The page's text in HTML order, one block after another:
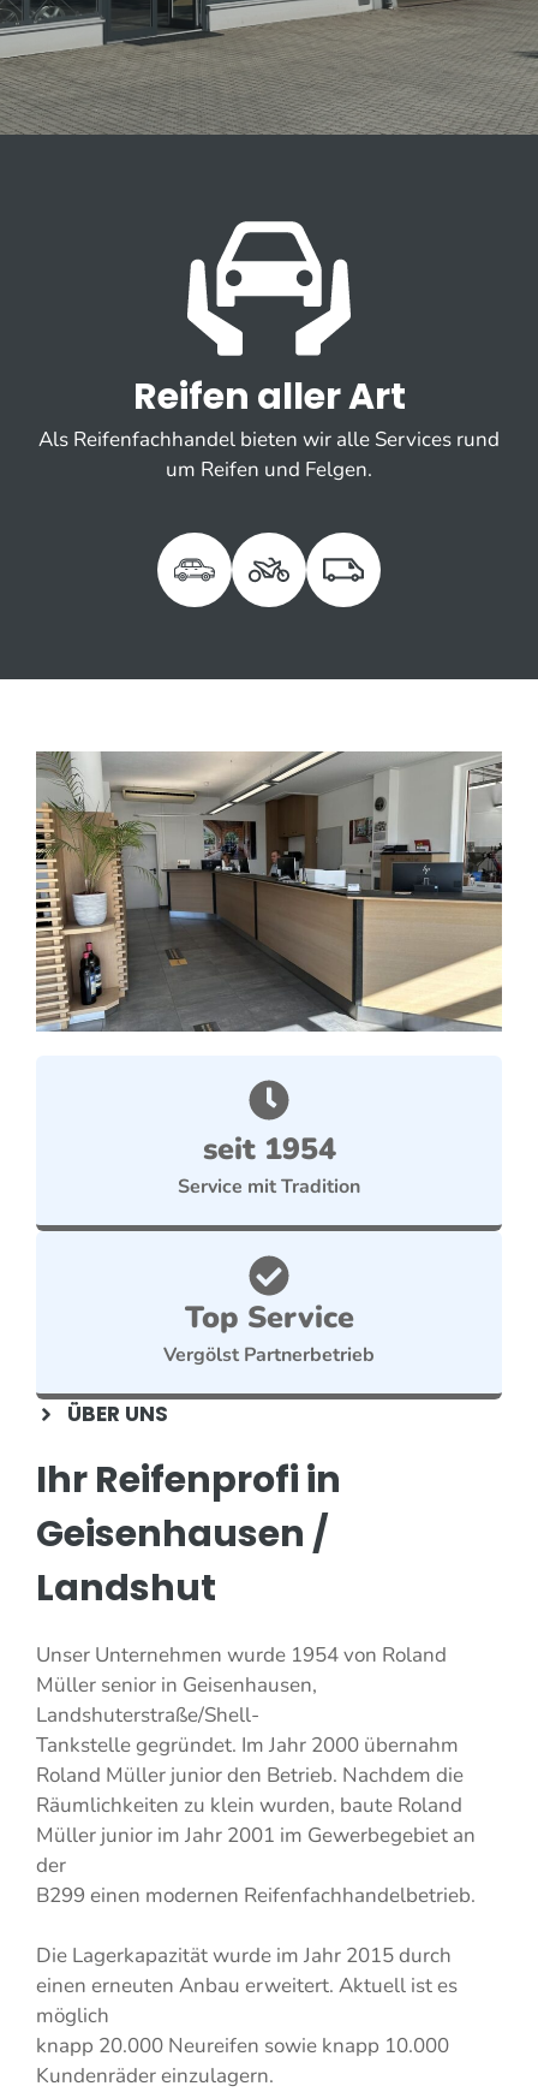
Reifen aller Art
Als Reifenfachhandel bieten wir alle Services rund
um Reifen und Felgen.
seit 1954
Service mit Tradition
Top Service
Vergölst Partnerbetrieb
ÜBER UNS
Ihr Reifenprofi in
Geisenhausen /
Landshut
Unser Unternehmen wurde 1954 von Roland
Müller senior in Geisenhausen,
Landshuterstraße/Shell-
Tankstelle gegründet. Im Jahr 2000 übernahm
Roland Müller junior den Betrieb. Nachdem die
Räumlichkeiten zu klein wurden, baute Roland
Müller junior im Jahr 2001 im Gewerbegebiet an
der
B299 einen modernen Reifenfachhandelbetrieb.
Die Lagerkapazität wurde im Jahr 2015 durch
einen erneuten Anbau erweitert. Aktuell ist es
möglich
knapp 20.000 Neureifen sowie knapp 10.000
Kundenräder einzulagern.